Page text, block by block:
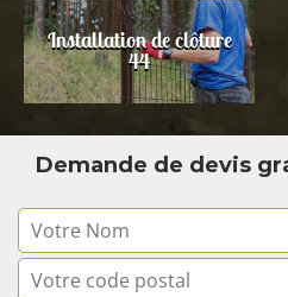
Installation de clôture
44
Demande de devis